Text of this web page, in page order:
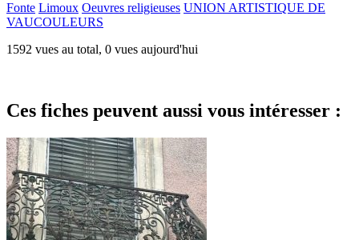
Fonte Limoux Oeuvres religieuses UNION ARTISTIQUE DE
VAUCOULEURS
1592 vues au total, 0 vues aujourd'hui
Ces fiches peuvent aussi vous intéresser :